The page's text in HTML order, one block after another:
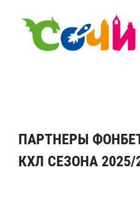
ПАРТНЕРЫ
КХЛ СЕЗОНА 2025/